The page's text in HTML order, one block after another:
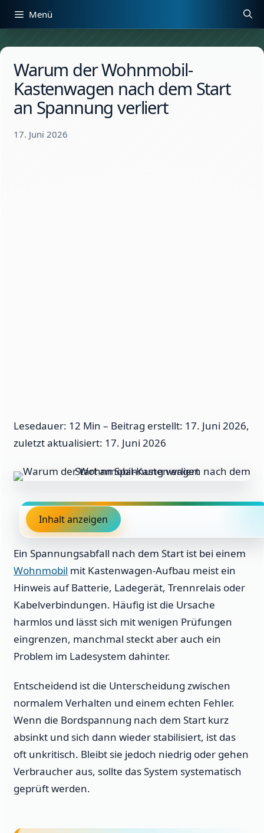
Zum
Inhalt
Menü
Warum der Wohnmobil-
Kastenwagen nach dem Start
an Spannung verliert
17. Juni 2026
Lesedauer: 12 Min – Beitrag erstellt: 17. Juni 2026,
zuletzt aktualisiert: 17. Juni 2026
Inhalt anzeigen
Ein Spannungsabfall nach dem Start ist bei einem
Wohnmobil mit Kastenwagen-Aufbau meist ein
Hinweis auf Batterie, Ladegerät, Trennrelais oder
Kabelverbindungen. Häufig ist die Ursache
harmlos und lässt sich mit wenigen Prüfungen
eingrenzen, manchmal steckt aber auch ein
Problem im Ladesystem dahinter.
Entscheidend ist die Unterscheidung zwischen
normalem Verhalten und einem echten Fehler.
Wenn die Bordspannung nach dem Start kurz
absinkt und sich dann wieder stabilisiert, ist das
oft unkritisch. Bleibt sie jedoch niedrig oder gehen
Verbraucher aus, sollte das System systematisch
geprüft werden.